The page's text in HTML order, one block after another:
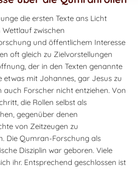
die ersten Texte ans Licht
zwischen
und öffentlichem Interesse
oft gleich zu Zielvorstellungen
der in den Texten genannte
mit Johannes, gar Jesus zu
auch Forscher nicht entziehen. Von
die Rollen selbst als
gegenüber denen
von Zeitzeugen zu
Die Qumran-Forschung als
Disziplin war geboren. Viele
ihr. Entsprechend geschlossen ist